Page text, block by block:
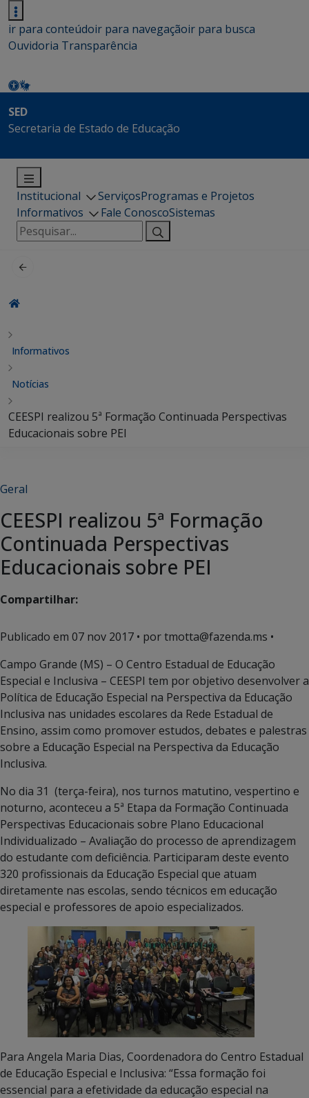
ir para conteúdoir para navegaçãoir para busca
Ouvidoria Transparência
SED
Secretaria de Estado de Educação
Institucional ServiçosProgramas e Projetos
Informativos
Fale ConoscoSistemas
Pesquisar
por:
Informativos
Notícias
CEESPI realizou 5ª Formação Continuada Perspectivas
Educacionais sobre PEI
Geral
CEESPI realizou 5ª Formação
Continuada Perspectivas
Educacionais sobre PEI
Compartilhar:
Publicado em 07 nov 2017 • por tmotta@fazenda.ms •
Campo Grande (MS) – O Centro Estadual de Educação
Especial e Inclusiva – CEESPI tem por objetivo desenvolver a
Política de Educação Especial na Perspectiva da Educação
Inclusiva nas unidades escolares da Rede Estadual de
Ensino, assim como promover estudos, debates e palestras
sobre a Educação Especial na Perspectiva da Educação
Inclusiva.
No dia 31 (terça-feira), nos turnos matutino, vespertino e
noturno, aconteceu a 5ª Etapa da Formação Continuada
Perspectivas Educacionais sobre Plano Educacional
Individualizado – Avaliação do processo de aprendizagem
do estudante com deficiência. Participaram deste evento
320 profissionais da Educação Especial que atuam
diretamente nas escolas, sendo técnicos em educação
especial e professores de apoio especializados.
Para Angela Maria Dias, Coordenadora do Centro Estadual
de Educação Especial e Inclusiva: “Essa formação foi
essencial para a efetividade da educação especial na